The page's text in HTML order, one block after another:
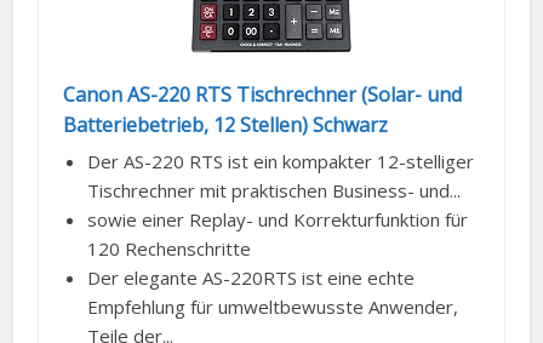
Canon AS-220 RTS Tischrechner (Solar- und
Batteriebetrieb, 12 Stellen) Schwarz
Der AS-220 RTS ist ein kompakter 12-stelliger
Tischrechner mit praktischen Business- und...
sowie einer Replay- und Korrekturfunktion für
120 Rechenschritte
Der elegante AS-220RTS ist eine echte
Empfehlung für umweltbewusste Anwender,
Teile der...